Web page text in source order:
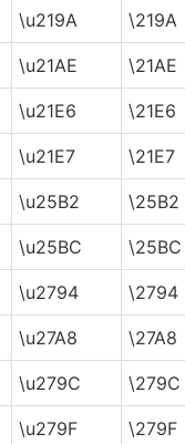
\u219A \219A
\u21AE \21AE
\u21E6 \21E6
\u21E7 \21E7
\u25B2 \25B2
\u25BC \25BC
\u2794 \2794
\u27A8 \27A8
\u279C \279C
\u279F \279F